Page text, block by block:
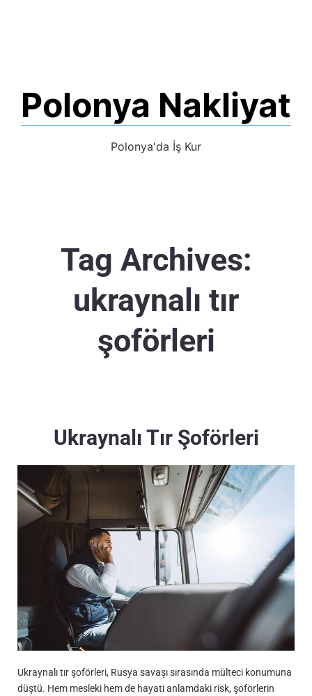
Polonya Nakliyat
Polonya'da İş Kur
Tag Archives:
ukraynalı tır
şoförleri
Ukraynalı Tır Şoförleri
Ukraynalı tır şoförleri, Rusya savaşı sırasında mülteci konumuna
düştü. Hem mesleki hem de hayati anlamdaki risk, şoförlerin